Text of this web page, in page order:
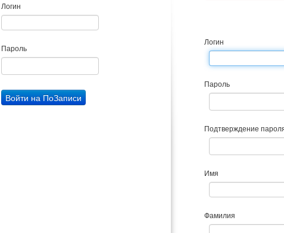
Логин
Пароль
Логин
Пароль
Подтверждение
Имя
Фамилия